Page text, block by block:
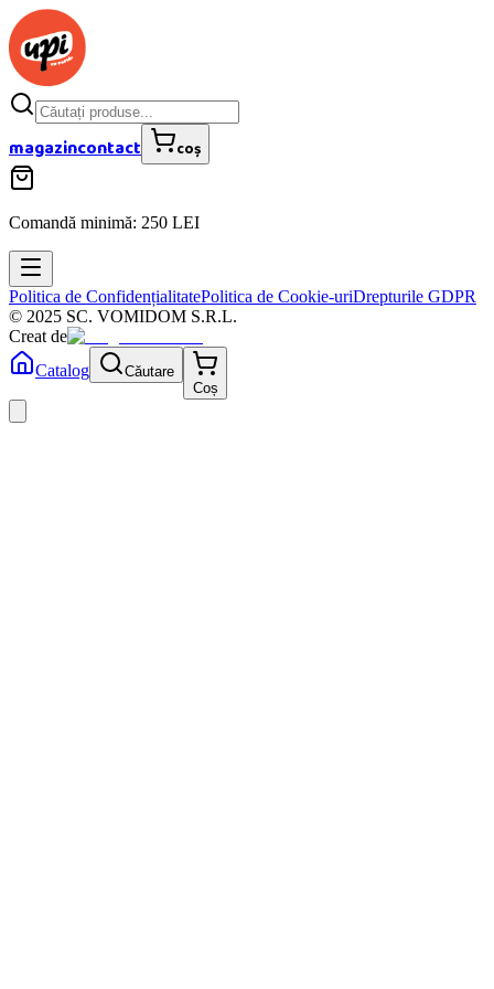
magazincontact coș
Comandă minimă: 250 LEI
Politica de ConfidențialitatePolitica de Cookie-uriDrepturile GDPR
© 2025 SC. VOMIDOM S.R.L.
Creat de
Catalog
Căutare
Coș